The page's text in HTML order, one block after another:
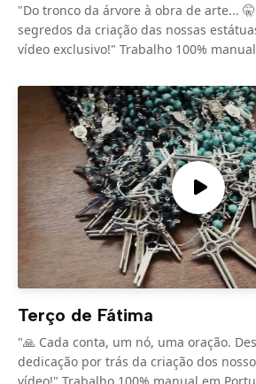
"Do tronco da árvore à obra de arte...
segredos da criação das nossas
vídeo exclusivo!" Trabalho 100%
Terço de Fátima
"🙏 Cada conta, um nó, uma oração.
dedicação por trás da criação dos